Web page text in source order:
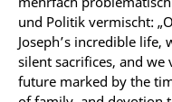
und Politik vermischt:
Joseph’s incredible
silent sacrifices, and
future marked by the